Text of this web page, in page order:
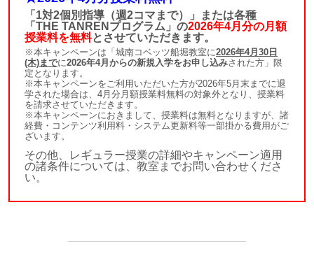
「1対2個別指導（週2コマまで）」または各種
「THE TANRENプログラム」の2026年4月分の月額
授業料を無料とさせていただきます。
※本キャンペーンは「城南コベッツ船堀教室に2026年4月30日
(木)までに2026年4月からの新規入学をお申し込みされた方」限
定となります。
※本キャンペーンをご利用いただいた方が2026年5月末までに退
学された場合は、4月分月額授業料無料の対象外となり、授業料
を請求させていただきます。
※本キャンペーンにおきまして、授業料は無料となりますが、諸
経費・コンテンツ利用料・システム更新料等一部掛かる費用がご
ざいます。
その他、レギュラー授業の詳細やキャンペーン適用
の諸条件については、教室までお問い合わせくださ
い。